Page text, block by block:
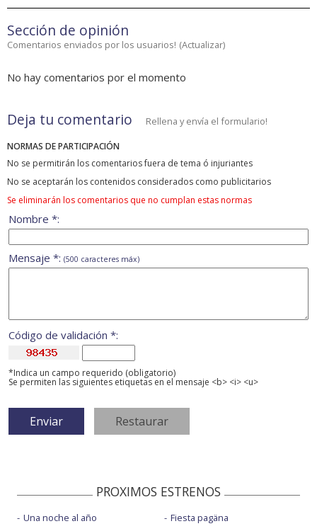
Sección de opinión
Comentarios enviados por los usuarios! (Actualizar)
No hay comentarios por el momento
Deja tu comentario Rellena y envía el formulario!
NORMAS DE PARTICIPACIÓN
No se permitirán los comentarios fuera de tema ó injuriantes
No se aceptarán los contenidos considerados como publicitarios
Se eliminarán los comentarios que no cumplan estas normas
Nombre *:
Mensaje *: (500 caracteres máx)
Código de validación *:
*Indica un campo requerido (obligatorio)
Se permiten las siguientes etiquetas en el mensaje <b> <i> <u>
PROXIMOS ESTRENOS
Una noche al año
Fiesta pagäna